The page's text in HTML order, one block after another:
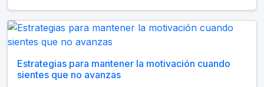
Estrategias para mantener la motivación cuando
sientes que no avanzas